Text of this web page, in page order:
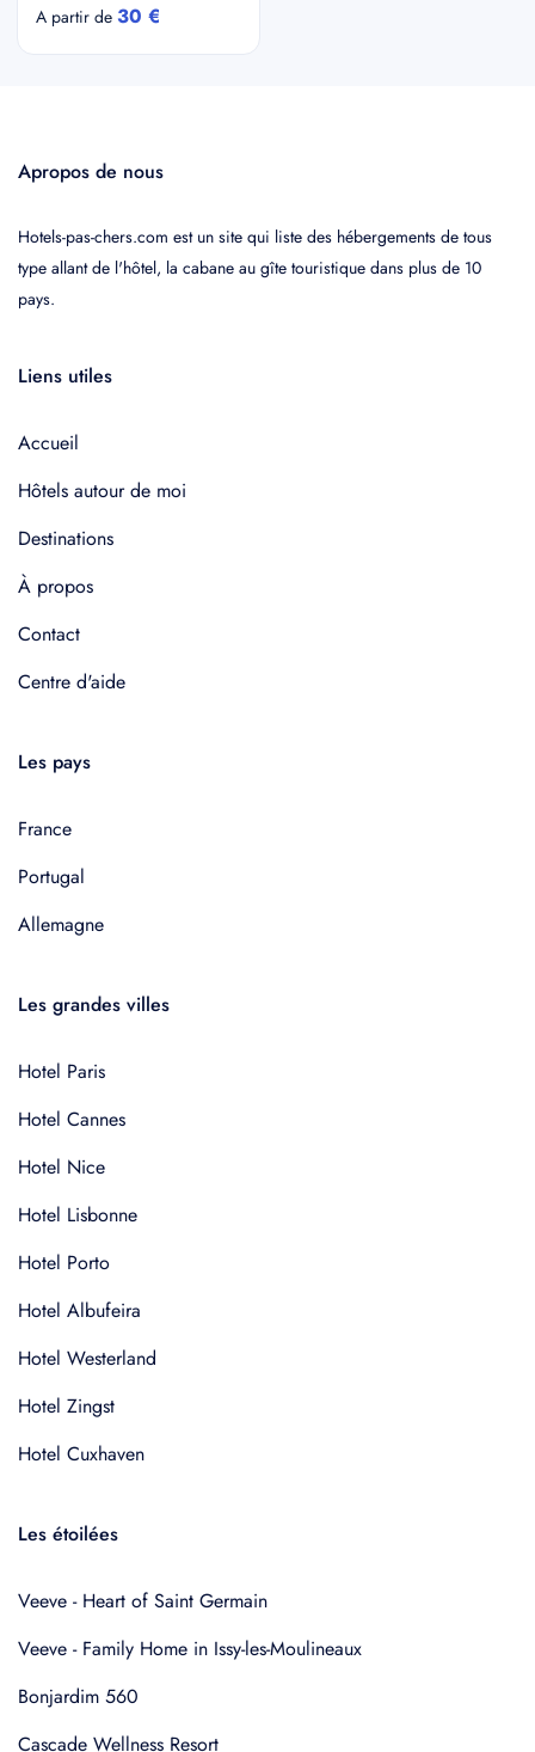
A partir de 30 €
Apropos de nous
Hotels-pas-chers.com est un site qui liste des hébergements de tous
type allant de l'hôtel, la cabane au gîte touristique dans plus de 10
pays.
Liens utiles
Accueil
Hôtels autour de moi
Destinations
À propos
Contact
Centre d'aide
Les pays
France
Portugal
Allemagne
Les grandes villes
Hotel Paris
Hotel Cannes
Hotel Nice
Hotel Lisbonne
Hotel Porto
Hotel Albufeira
Hotel Westerland
Hotel Zingst
Hotel Cuxhaven
Les étoilées
Veeve - Heart of Saint Germain
Veeve - Family Home in Issy-les-Moulineaux
Bonjardim 560
Cascade Wellness Resort